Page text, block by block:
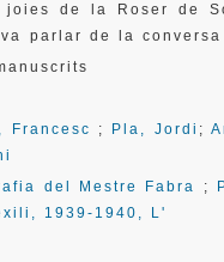
joies de la Roser de
parlar de la conversa
Francesc ; Pla, Jordi ;
del Mestre Fabra ;
1939-1940, L'